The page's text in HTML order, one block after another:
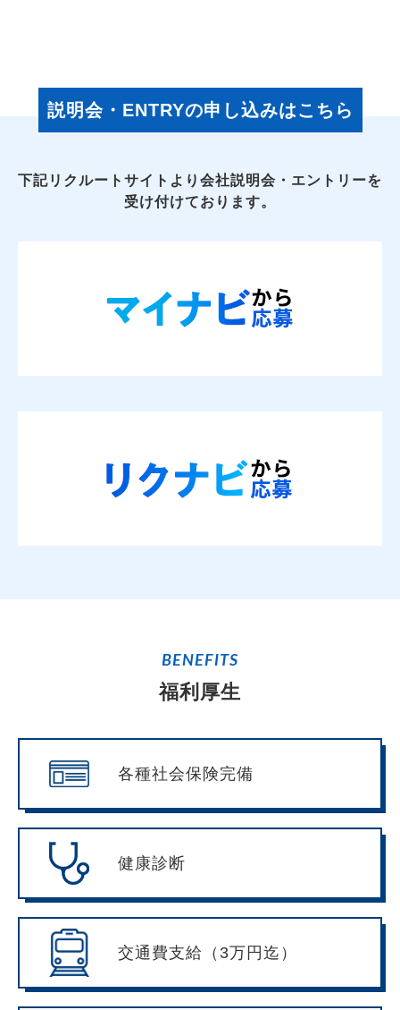
説明会・ENTRYの申し込みはこちら
下記リクルートサイトより会社説明会・エントリーを
受け付けております。
BENEFITS
福利厚生
各種社会保険完備
健康診断
交通費支給（3万円迄）